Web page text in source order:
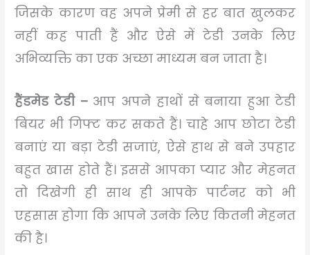
जिसके कारण वह अपने प्रेमी से हर बात खुलकर
नहीं कह पाती हैं और ऐसे में टेडी उनके लिए
अभिव्यक्ति का एक अच्छा माध्यम बन जाता है।
हैंडमेड टेडी –आप अपने हाथों से बनाया हुआ टेडी
बियर भी गिफ्ट कर सकते हैं। चाहे आप छोटा टेडी
बनाएं या बड़ा टेडी सजाएं, ऐसे हाथ से बने उपहार
बहुत खास होते हैं। इससे आपका प्यार और मेहनत
तो दिखेगी ही साथ ही आपके पार्टनर को भी
एहसास होगा कि आपने उनके लिए कितनी मेहनत
की है।